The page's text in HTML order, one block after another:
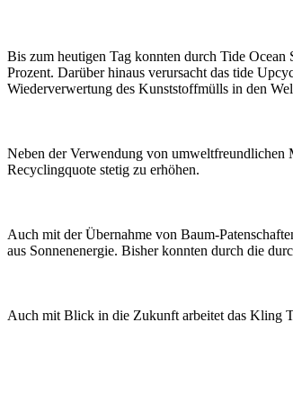
Bis zum heutigen Tag konnten durch Tide
Prozent. Darüber hinaus verursacht das tide
Wiederverwertung des Kunststoffmülls in den
Neben der Verwendung von
Recyclingquote stetig zu erhöhen.
Auch mit der Übernahme von Baum-
aus Sonnenenergie. Bisher konnten durch die
Auch mit Blick in die Zukunft arbeitet das Kling